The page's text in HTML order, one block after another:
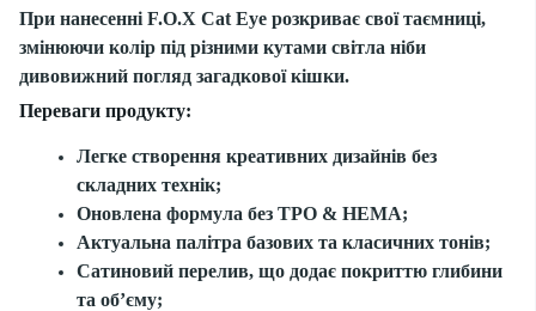
При нанесенні F.O.X Cat Eye розкриває свої таємниці,
змінюючи колір під різними кутами світла ніби
дивовижний погляд загадкової кішки.
Переваги продукту:
Легке створення креативних дизайнів без
складних технік;
Оновлена формула без TPO & HEMA;
Актуальна палітра базових та класичних тонів;
Сатиновий перелив, що додає покриттю глибини
та об’єму;